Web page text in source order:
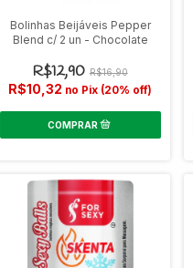
Bolinhas Beijáveis Pepper
Blend c/ 2 un - Chocolate
R$12,90 R$16,90
R$10,32 no Pix (20% off)